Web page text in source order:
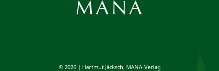
© 2026 | Hartmut Jäcksch, MANA-Verlag